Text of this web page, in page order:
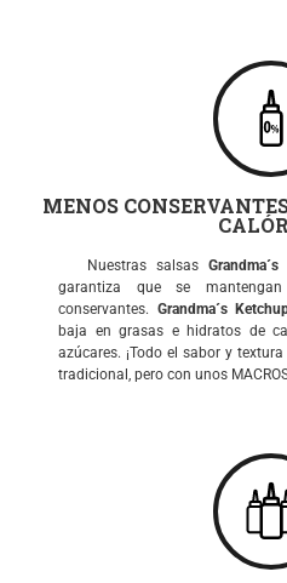
MENOS
Nuestras salsas Grandma´s
garantiza que se
conservantes. Grandma´s
baja en grasas e hidratos de
azúcares. ¡Todo el sabor y
tradicional, pero con unos